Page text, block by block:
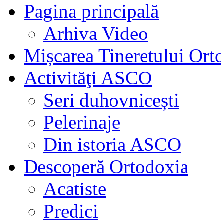
Pagina principală
Arhiva Video
Mișcarea Tineretului
Activităţi ASCO
Seri duhovnicești
Pelerinaje
Din istoria ASCO
Descoperă Ortodoxia
Acatiste
Predici